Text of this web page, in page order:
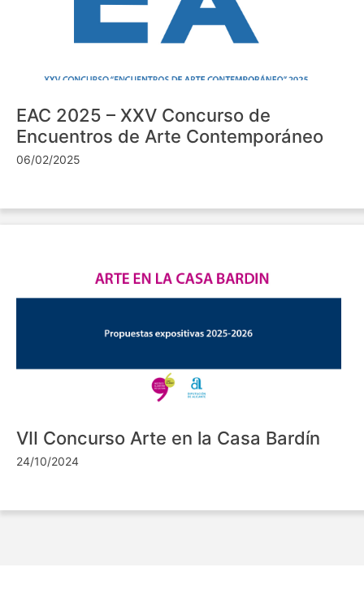
EAC 2025 – XXV Concurso de
Encuentros de Arte Contemporáneo
06/02/2025
VII Concurso Arte en la Casa Bardín
24/10/2024